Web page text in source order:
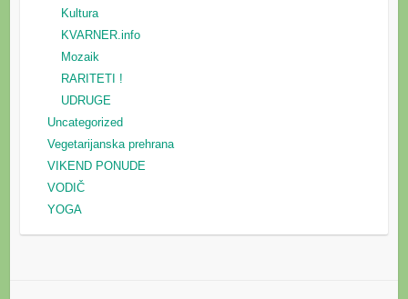
Kultura
KVARNER.info
Mozaik
RARITETI !
UDRUGE
Uncategorized
Vegetarijanska prehrana
VIKEND PONUDE
VODIČ
YOGA